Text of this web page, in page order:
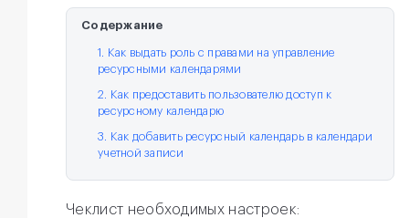
Содержание
1. Как выдать роль с правами на управление
ресурсными календарями
2. Как предоставить пользователю доступ к
ресурсному календарю
3. Как добавить ресурсный календарь в календари
учетной записи
Чеклист необходимых настроек: